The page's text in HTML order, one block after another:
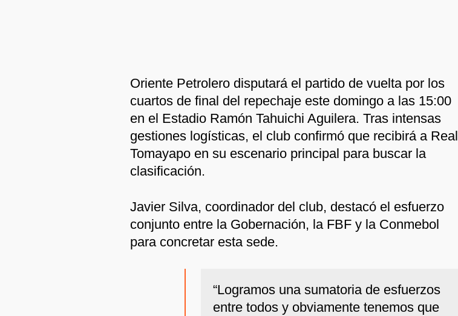
Oriente Petrolero disputará el partido de vuelta por los
cuartos de final del repechaje este domingo a las 15:00
en el Estadio Ramón Tahuichi Aguilera. Tras intensas
gestiones logísticas, el club confirmó que recibirá a Real
Tomayapo en su escenario principal para buscar la
clasificación.
Javier Silva, coordinador del club, destacó el esfuerzo
conjunto entre la Gobernación, la FBF y la Conmebol
para concretar esta sede.
“Logramos una sumatoria de esfuerzos
entre todos y obviamente tenemos que